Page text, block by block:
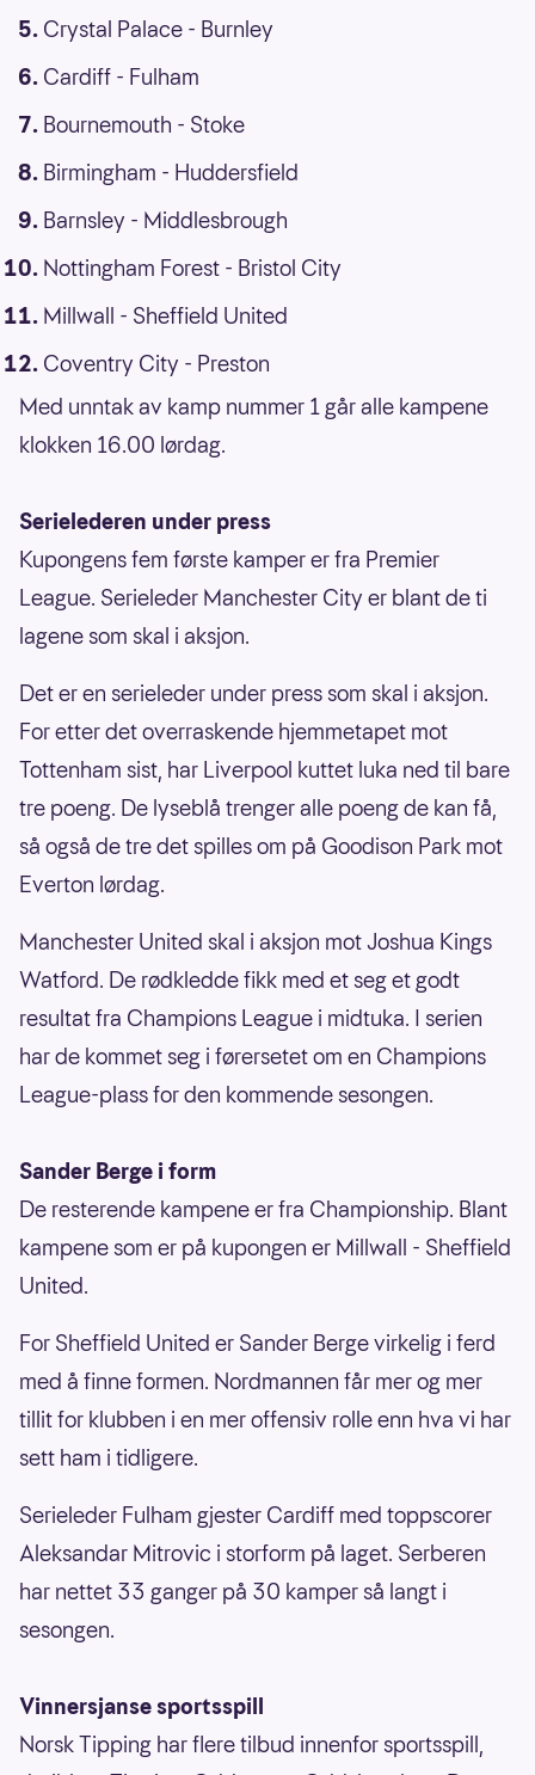
Crystal Palace - Burnley
Cardiff - Fulham
Bournemouth - Stoke
Birmingham - Huddersfield
Barnsley - Middlesbrough
Nottingham Forest - Bristol City
Millwall - Sheffield United
Coventry City - Preston
Med unntak av kamp nummer 1 går alle kampene
klokken 16.00 lørdag.
Serielederen under press
Kupongens fem første kamper er fra Premier
League. Serieleder Manchester City er blant de ti
lagene som skal i aksjon.
Det er en serieleder under press som skal i aksjon.
For etter det overraskende hjemmetapet mot
Tottenham sist, har Liverpool kuttet luka ned til bare
tre poeng. De lyseblå trenger alle poeng de kan få,
så også de tre det spilles om på Goodison Park mot
Everton lørdag.
Manchester United skal i aksjon mot Joshua Kings
Watford. De rødkledde fikk med et seg et godt
resultat fra Champions League i midtuka. I serien
har de kommet seg i førersetet om en Champions
League-plass for den kommende sesongen.
Sander Berge i form
De resterende kampene er fra Championship. Blant
kampene som er på kupongen er Millwall - Sheffield
United.
For Sheffield United er Sander Berge virkelig i ferd
med å finne formen. Nordmannen får mer og mer
tillit for klubben i en mer offensiv rolle enn hva vi har
sett ham i tidligere.
Serieleder Fulham gjester Cardiff med toppscorer
Aleksandar Mitrovic i storform på laget. Serberen
har nettet 33 ganger på 30 kamper så langt i
sesongen.
Vinnersjanse sportsspill
Norsk Tipping har flere tilbud innenfor sportsspill,